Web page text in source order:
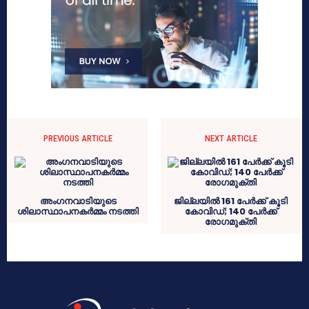
PREVIOUS ARTICLE
അംഗനവാടിയുടെ
ശിലാസ്ഥാപനകർമ്മം നടത്തി
NEXT ARTICLE
ജില്ലയിൽ 161 പേർക്ക് കൂടി
കോവിഡ്; 140 പേർക്ക്
രോഗമുക്തി